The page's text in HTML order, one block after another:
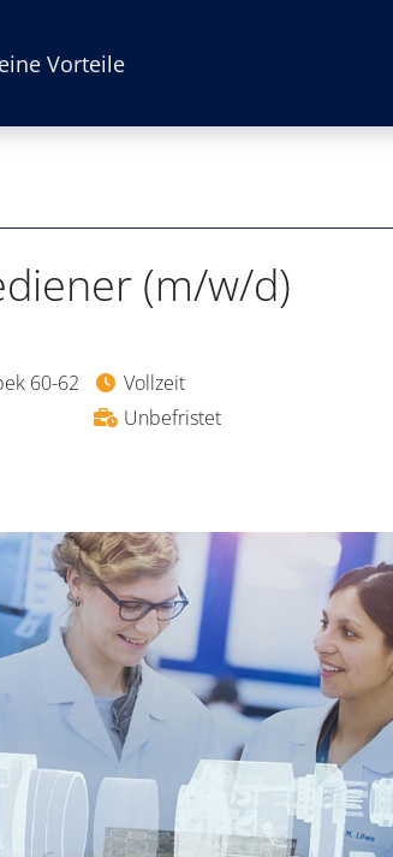
Vorteile
(m/w/d)
60-62
Vollzeit
Unbefristet